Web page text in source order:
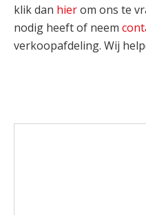
klik dan hierom ons te
nodig heeft of neem
verkoopafdeling. Wij